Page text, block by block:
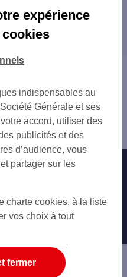
dans les
Nous contacter
SG
expérience
indispensables au
Générale et ses
accord, utiliser des
publicités et des
d’audience, vous
partager sur les
charte cookies, à la liste
vos choix à tout
fermer